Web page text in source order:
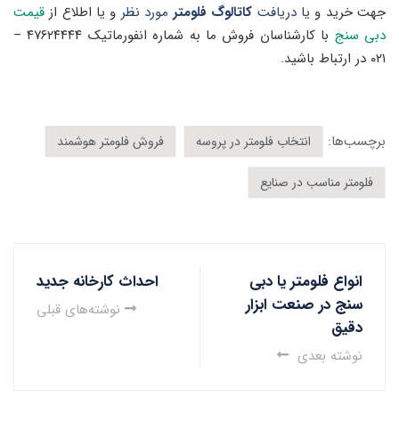
جهت خرید و یادریافت کاتالوگ فلومترمورد نظر و یا اطلاع از قیمت
دبی سنج
با کارشناسان فروش ما به شماره انفورماتیک ۴۷۶۲۴۴۴۴ –
۰۲۱ در ارتباط باشید.
برچسب‌ها: انتخاب فلومتر در پروسه فروش فلومتر هوشمند
فلومتر مناسب در صنایع
احداث کارخانه جدید
نوشته‌های قبلی
انواع فلومتر یا دبی
سنج در صنعت ابزار
دقیق
نوشته بعدی